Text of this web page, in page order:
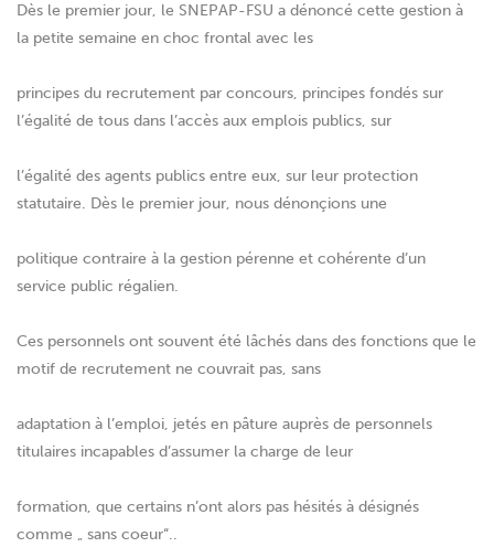
Dès le premier jour, le SNEPAP-FSU a dénoncé cette gestion à
la petite semaine en choc frontal avec les
principes du recrutement par concours, principes fondés sur
l’égalité de tous dans l’accès aux emplois publics, sur
l’égalité des agents publics entre eux, sur leur protection
statutaire. Dès le premier jour, nous dénonçions une
politique contraire à la gestion pérenne et cohérente d’un
service public régalien.
Ces personnels ont souvent été lâchés dans des fonctions que le
motif de recrutement ne couvrait pas, sans
adaptation à l’emploi, jetés en pâture auprès de personnels
titulaires incapables d’assumer la charge de leur
formation, que certains n’ont alors pas hésités à désignés
comme „ sans coeur“..